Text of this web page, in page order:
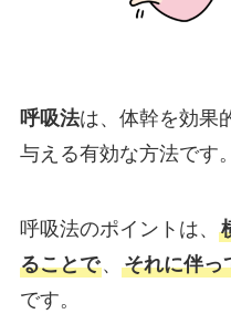
呼吸法は、体幹を効果
与える有効な方法です。
呼吸法のポイントは、
ることで、 それに伴っ
です。